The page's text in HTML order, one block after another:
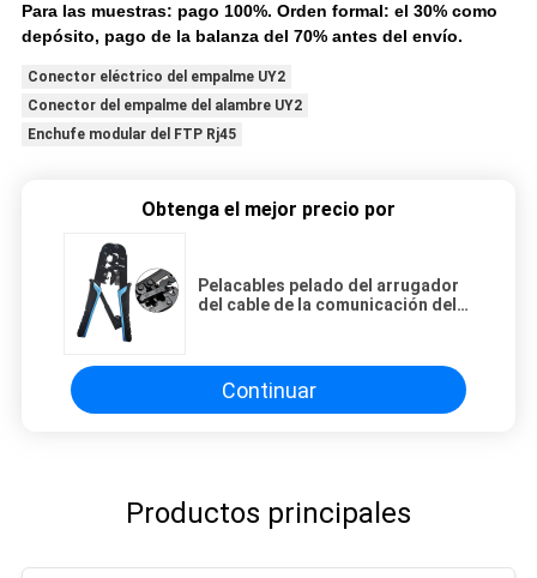
Para las muestras: pago 100%. Orden formal: el 30% como
depósito, pago de la balanza del 70% antes del envío.
Conector eléctrico del empalme UY2
Conector del empalme del alambre UY2
Enchufe modular del FTP Rj45
Obtenga el mejor precio por
Pelacables pelado del arrugador
del cable de la comunicación del
Continuar
Productos principales